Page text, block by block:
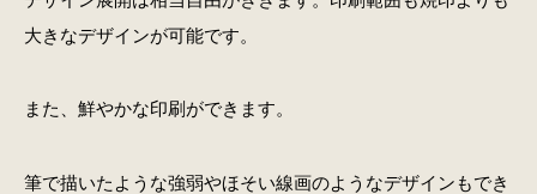
大きなデザインが可能です。
また、鮮やかな印刷ができます。
筆で描いたような強弱やほそい線画のようなデザインもでき